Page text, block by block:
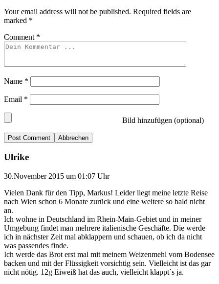
Your email address will not be published. Required fields are
marked *
Comment *
Name *
Email *
Bild hinzufügen (optional)
Abbrechen
Ulrike
30.November 2015 um 01:07 Uhr
Vielen Dank für den Tipp, Markus! Leider liegt meine letzte Reise
nach Wien schon 6 Monate zurück und eine weitere so bald nicht
an.
Ich wohne in Deutschland im Rhein-Main-Gebiet und in meiner
Umgebung findet man mehrere italienische Geschäfte. Die werde
ich in nächster Zeit mal abklappern und schauen, ob ich da nicht
was passendes finde.
Ich werde das Brot erst mal mit meinem Weizenmehl vom Bodensee
backen und mit der Flüssigkeit vorsichtig sein. Vielleicht ist das gar
nicht nötig. 12g Eiweiß hat das auch, vielleicht klappt´s ja.